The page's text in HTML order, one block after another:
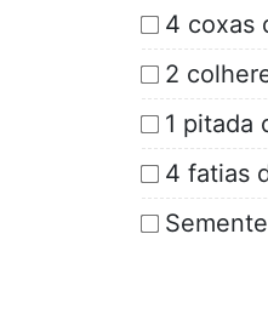
4 coxas
2
1 pitada
4 fatias